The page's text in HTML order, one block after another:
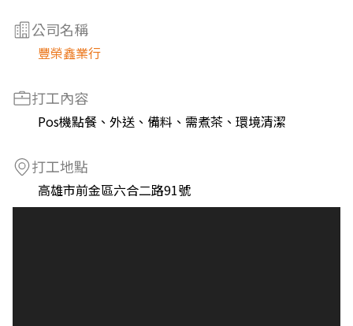
公司名稱
豐榮鑫業行
打工內容
Pos機點餐、外送、備料、需煮茶、環境清潔
打工地點
高雄市前金區六合二路91號